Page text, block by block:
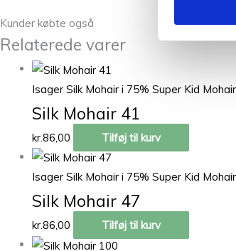
Kunder købte også
Relaterede varer
Isager Silk Mohair i 75% Super Kid
Silk Mohair 41
kr.86,00 Tilføj til kurv
Isager Silk Mohair i 75% Super Kid
Silk Mohair 47
kr.86,00 Tilføj til kurv